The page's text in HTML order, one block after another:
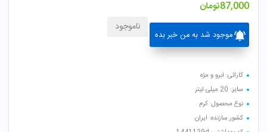
87,000تومان
موجود شد به من خبر بده
ناموجود
کارائی: ابرو و مژه
سایز: 20 میلی لیتر
نوع محصول: کرم
کشور سازنده: ایران